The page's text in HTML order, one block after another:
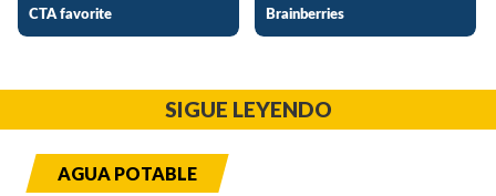
SIGUE LEYENDO
AGUA POTABLE